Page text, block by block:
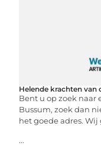
Helende krachten van
Bent u op zoek naar
Bussum, zoek dan
het goede adres. Wij
...